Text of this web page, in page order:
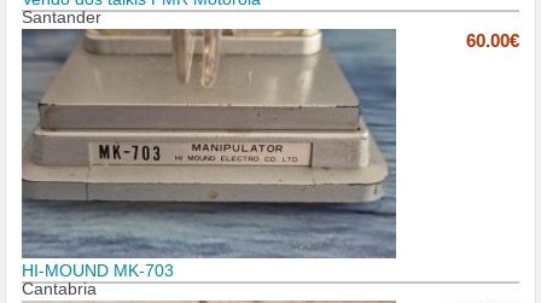
Santander
60.00€
HI-MOUND MK-703
Cantabria